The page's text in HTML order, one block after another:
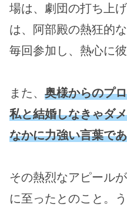
場は、劇団の打ち上
は、阿部殿の熱狂的
毎回参加し、熱心に
また、 奥様からのプ
私と結婚しなきゃダ
なかに力強い言葉で
その熱烈なアピール
に至ったとのこと。